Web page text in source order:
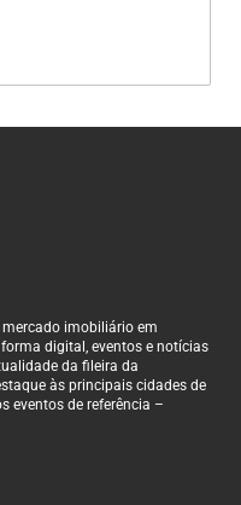
imobiliário em
digital, eventos e notícias
da fileira da
às principais cidades de
eventos de referência –